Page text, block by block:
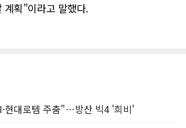
계획”이라고 말했다.
현대로템 주춤"…방산 빅4 '희비'